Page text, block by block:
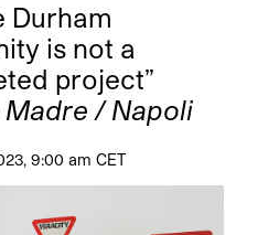
Durham
is not a
project”
Madre / Napoli
9:00 am CET